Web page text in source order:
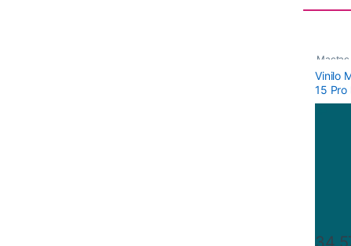
Mactac
Vinilo
15 Pro